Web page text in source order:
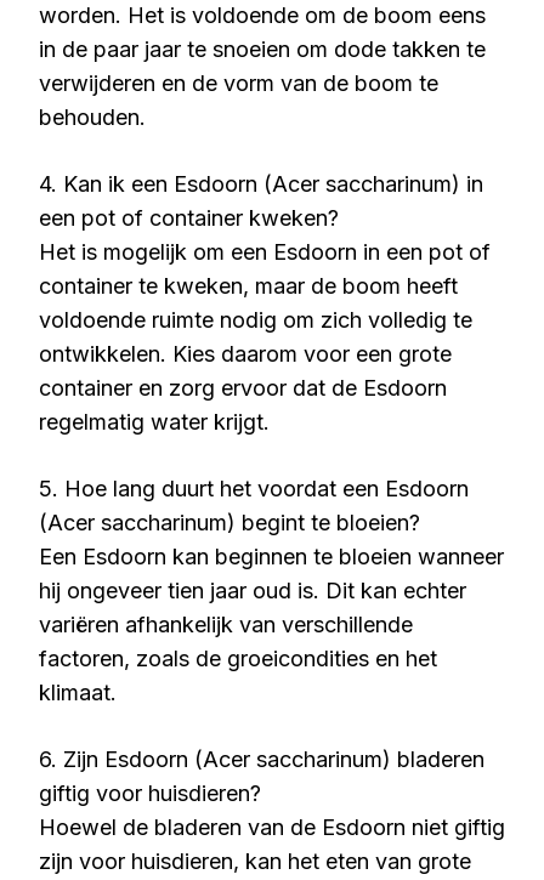
worden. Het is voldoende om de boom eens
in de paar jaar te snoeien om dode takken te
verwijderen en de vorm van de boom te
behouden.
4. Kan ik een Esdoorn (Acer saccharinum) in
een pot of container kweken?
Het is mogelijk om een Esdoorn in een pot of
container te kweken, maar de boom heeft
voldoende ruimte nodig om zich volledig te
ontwikkelen. Kies daarom voor een grote
container en zorg ervoor dat de Esdoorn
regelmatig water krijgt.
5. Hoe lang duurt het voordat een Esdoorn
(Acer saccharinum) begint te bloeien?
Een Esdoorn kan beginnen te bloeien wanneer
hij ongeveer tien jaar oud is. Dit kan echter
variëren afhankelijk van verschillende
factoren, zoals de groeicondities en het
klimaat.
6. Zijn Esdoorn (Acer saccharinum) bladeren
giftig voor huisdieren?
Hoewel de bladeren van de Esdoorn niet giftig
zijn voor huisdieren, kan het eten van grote